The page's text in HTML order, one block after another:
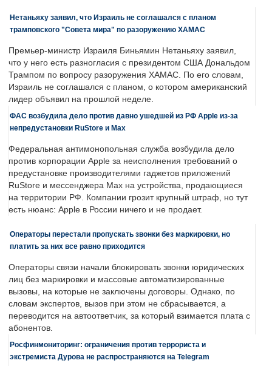
Нетаньяху заявил, что Израиль не соглашался с планом
трамповского "Совета мира" по разоружению ХАМАС
Премьер-министр Израиля Биньямин Нетаньяху заявил,
что у него есть разногласия с президентом США Дональдом
Трампом по вопросу разоружения ХАМАС. По его словам,
Израиль не соглашался с планом, о котором американский
лидер объявил на прошлой неделе.
ФАС возбудила дело против давно ушедшей из РФ Apple из-за
непредустановки RuStore и Max
Федеральная антимонопольная служба возбудила дело
против корпорации Apple за неисполнения требований о
предустановке производителями гаджетов приложений
RuStore и мессенджера Max на устройства, продающиеся
на территории РФ. Компании грозит крупный штраф, но тут
есть нюанс: Apple в России ничего и не продает.
Операторы перестали пропускать звонки без маркировки, но
платить за них все равно приходится
Операторы связи начали блокировать звонки юридических
лиц без маркировки и массовые автоматизированные
вызовы, на которые не заключены договоры. Однако, по
словам экспертов, вызов при этом не сбрасывается, а
переводится на автоответчик, за который взимается плата с
абонентов.
Росфинмониторинг: ограничения против террориста и
экстремиста Дурова не распространяются на Telegram